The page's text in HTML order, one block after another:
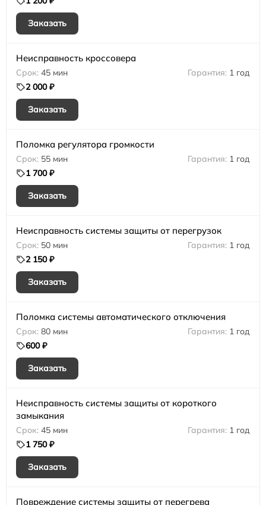
Заказать
Неисправность кроссовера
45 мин
1 год
2 000 ₽
Заказать
Поломка регулятора громкости
55 мин
1 год
1 700 ₽
Заказать
Неисправность системы защиты от перегрузок
50 мин
1 год
2 150 ₽
Заказать
Поломка системы автоматического отключения
80 мин
1 год
600 ₽
Заказать
Неисправность системы защиты от короткого
замыкания
45 мин
1 год
1 750 ₽
Заказать
Повреждение системы защиты от перегрева